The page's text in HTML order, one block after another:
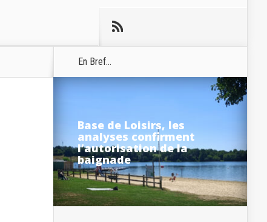
En Bref...
Base de Loisirs, les
analyses confirment
l’autorisation de la
baignade